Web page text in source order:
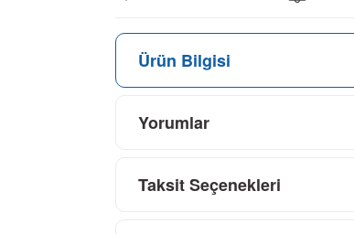
Ürün Bilgisi
Yorumlar
Taksit Seçenekleri